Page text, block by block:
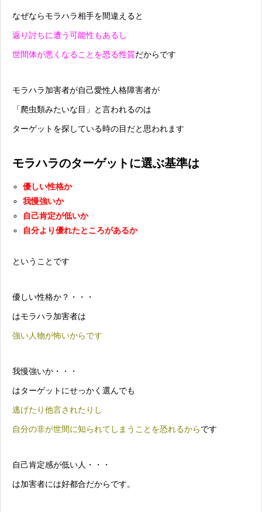
なぜならモラハラ相手を間違えると
返り討ちに遭う可能性もあるし
世間体が悪くなることを恐る性質だからです
モラハラ加害者が自己愛性人格障害者が
「爬虫類みたいな目」と言われるのは
ターゲットを探している時の目だと思われます
モラハラのターゲットに選ぶ基準は
優しい性格か
我慢強いか
自己肯定が低いか
自分より優れたところがあるか
ということです
優しい性格か？・・・
はモラハラ加害者は
強い人物が怖いからです
我慢強いか・・・
はターゲットにせっかく選んでも
逃げたり他言されたりし
自分の非が世間に知られてしまうことを恐れるからです
自己肯定感が低い人・・・
は加害者には好都合だからです。